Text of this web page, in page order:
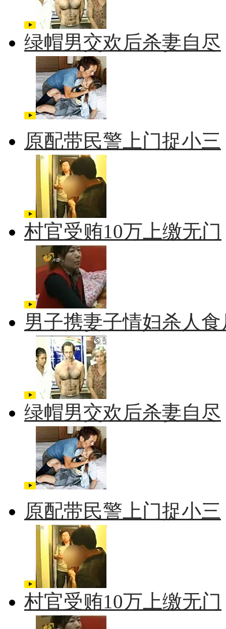
绿帽男交欢后杀妻自尽
原配带民警上门捉小三
村官受贿10万上缴无门
男子携妻子情妇杀人食
绿帽男交欢后杀妻自尽
原配带民警上门捉小三
村官受贿10万上缴无门